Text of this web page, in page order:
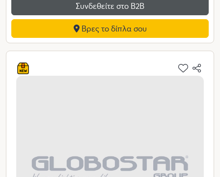
Συνδεθείτε στο Β2Β
Βρες το δίπλα σου